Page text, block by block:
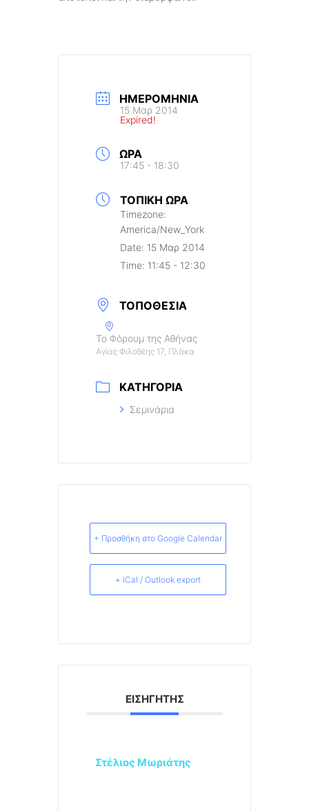
ΗΜΕΡΟΜΗΝΊΑ
15 Μαρ 2014
Expired!
ΏΡΑ
17:45 - 18:30
ΤΟΠΙΚΉ ΏΡΑ
Timezone:
America/New_York
Date: 15 Μαρ 2014
Time: 11:45 - 12:30
ΤΟΠΟΘΕΣΊΑ
Το Φόρουμ της Αθήνας
Αγίας Φιλοθέης 17, Πλάκα
ΚΑΤΗΓΟΡΊΑ
Σεμινάρια
+ Προσθήκη στο Google Calendar
+ iCal / Outlook export
ΕΙΣΗΓΗΤΉΣ
Στέλιος Μωριάτης